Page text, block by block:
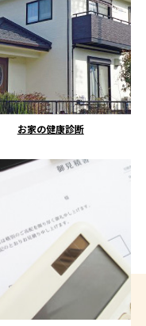
お家の健康診断